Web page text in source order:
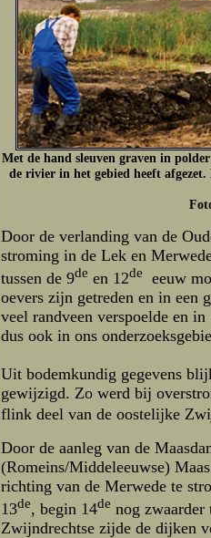
Met de hand sleuven graven in
de rivier in het gebied heeft
Door de verlanding van de
stroming in de Lek en
tussen de 9de en 12de
eeuw
oevers zijn getreden en in een
veel randveen verspoelde en
dus ook in ons
Uit bodemkundig gegevens
gewijzigd. Zo werd bij
flink deel van de oostelijke
Door de aanleg van de
(Romeins/Middeleeuwse)
richting van de Merwede te
13de, begin 14de nog zwaarder
Zwijndrechtse zijde de dijken